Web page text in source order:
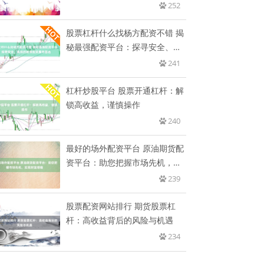
252
股票杠杆什么找杨方配资不错 揭
秘最强配资平台：探寻安全、高
241
杠杆炒股平台 股票开通杠杆：解
锁高收益，谨慎操作
240
最好的场外配资平台 原油期货配
资平台：助您把握市场先机，实
239
股票配资网站排行 期货股票杠
杆：高收益背后的风险与机遇
234